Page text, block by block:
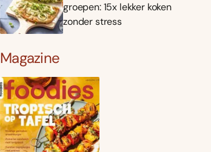
groepen: 15x lekker koken
zonder stress
Magazine